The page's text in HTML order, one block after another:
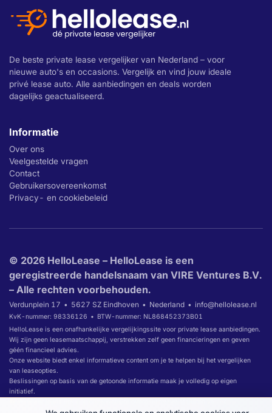
De beste private lease vergelijker van Nederland – voor
nieuwe auto's en occasions. Vergelijk en vind jouw ideale
privé lease auto. Alle aanbiedingen en deals worden
dagelijks geactualiseerd.
Informatie
Over ons
Veelgestelde vragen
Contact
Gebruikersovereenkomst
Privacy- en cookiebeleid
© 2026 HelloLease – HelloLease is een
geregistreerde handelsnaam van VIRE Ventures B.V.
– Alle rechten voorbehouden.
Verdunplein 17 5627 SZ Eindhoven Nederland info@hellolease.nl
KvK-nummer: 98336126
BTW-nummer: NL868452373B01
HelloLease is een onafhankelijke vergelijkingssite voor private lease aanbiedingen.
Wij zijn geen leasemaatschappij, verstrekken zelf geen financieringen en geven
géén financieel advies.
Onze website biedt enkel informatieve content om je te helpen bij het vergelijken
van leaseopties.
Beslissingen op basis van de getoonde informatie maak je volledig op eigen
initiatief.